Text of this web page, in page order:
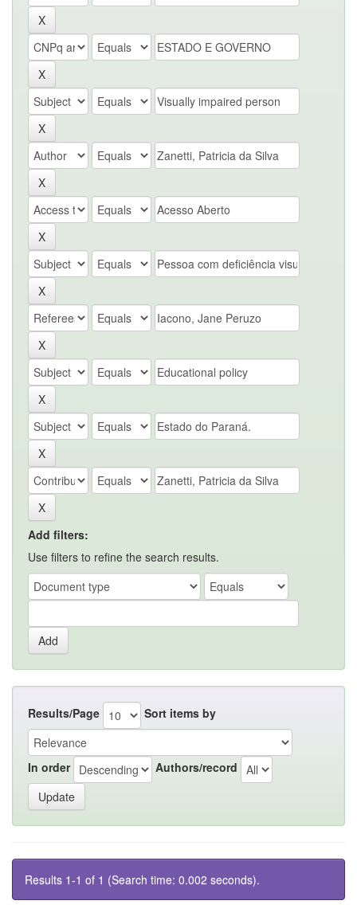
Add filters:
Use filters to refine the search results.
Results/Page Sort items by
In order Authors/record
Results 1-1 of 1 (Search time: 0.002 seconds).